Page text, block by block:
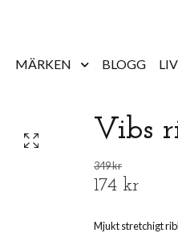
MÄRKEN BLOGG
Vibs
349 kr
174 kr
Mjukt stretchigt